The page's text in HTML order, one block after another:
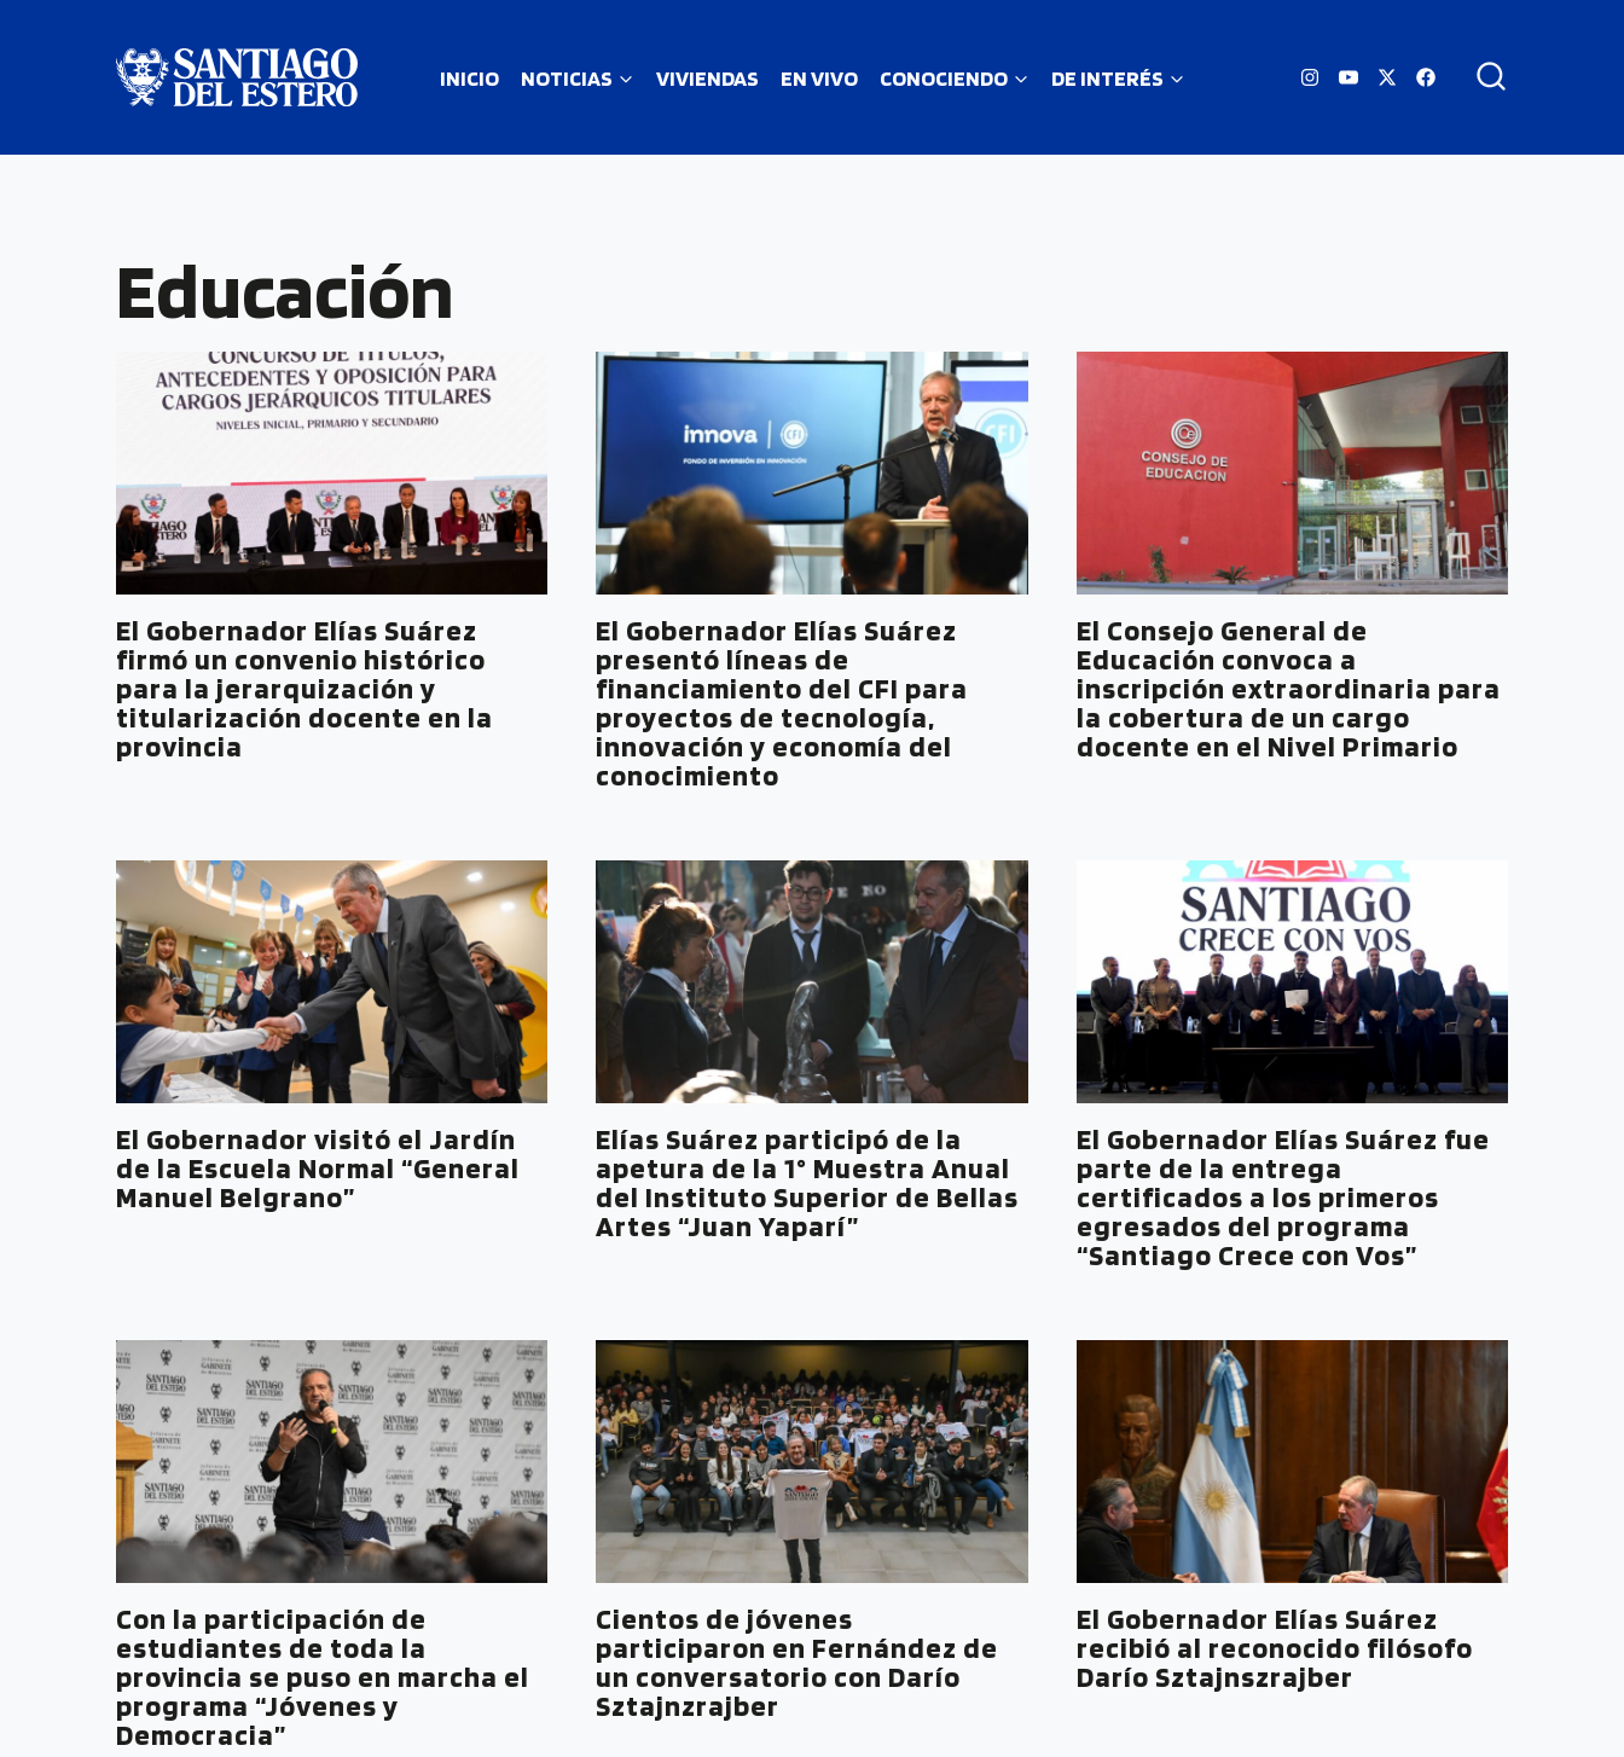
INICIO NOTICIAS VIVIENDAS EN VIVO CONOCIENDO DE INTERÉS
Educación
El Gobernador Elías Suárez
firmó un convenio histórico
para la jerarquización y
titularización docente en la
provincia
El Gobernador Elías Suárez
presentó líneas de
financiamiento del CFI para
proyectos de tecnología,
innovación y economía del
conocimiento
El Consejo General de
Educación convoca a
inscripción extraordinaria para
la cobertura de un cargo
docente en el Nivel Primario
El Gobernador visitó el Jardín
de la Escuela Normal “General
Manuel Belgrano”
Elías Suárez participó de la
apetura de la 1° Muestra Anual
del Instituto Superior de Bellas
Artes “Juan Yaparí”
El Gobernador Elías Suárez fue
parte de la entrega
certificados a los primeros
egresados del programa
“Santiago Crece con Vos”
Con la participación de
estudiantes de toda la
provincia se puso en marcha el
programa “Jóvenes y
Democracia”
Cientos de jóvenes
participaron en Fernández de
un conversatorio con Darío
Sztajnzrajber
El Gobernador Elías Suárez
recibió al reconocido filósofo
Darío Sztajnszrajber